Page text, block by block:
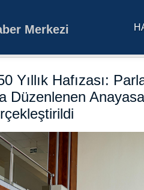
Menderes
Merkezi
Yıllık Hafızası:
Düzenlenen